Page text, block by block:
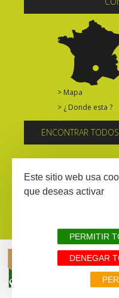
> Mapa
> ¿ Donde esta ?
ENCONTRAR
Suscríbase
AVISIO LEGAL
Este sitio web usa
que deseas activar
PERMITIR
DENEGAR